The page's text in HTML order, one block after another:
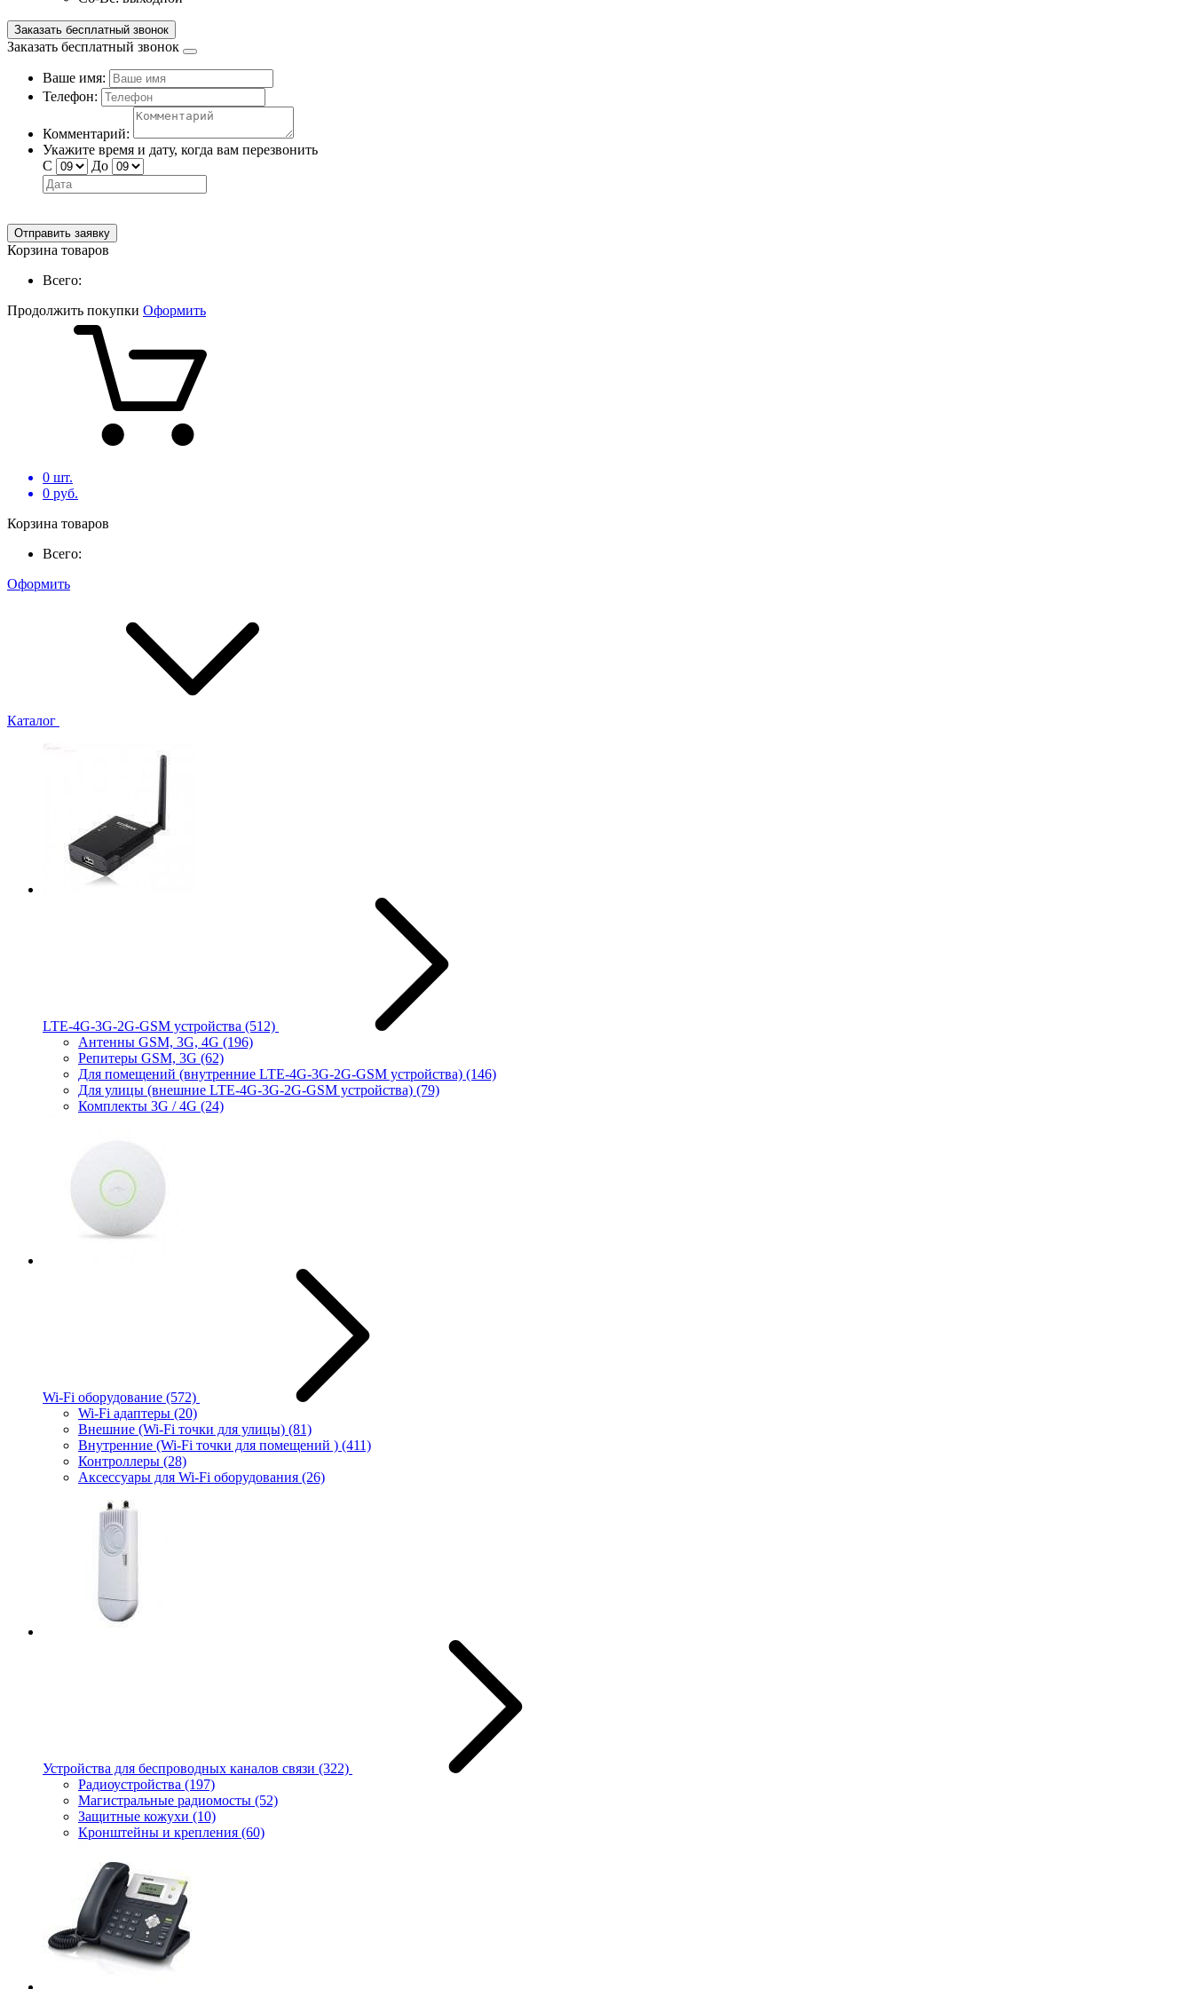
Заказать бесплатный звонок
Заказать бесплатный звонок
Ваше имя:
Телефон:
Комментарий:
Укажите время и дату, когда вам перезвонить
С
До
Отправить заявку
Корзина товаров
Всего:
Продолжить покупки Оформить
0 шт.
0 руб.
Корзина товаров
Всего:
Оформить
Каталог
LTE-4G-3G-2G-GSM устройства (512)
Антенны GSM, 3G, 4G (196)
Репитеры GSM, 3G (62)
Для помещений (внутренние LTE-4G-3G-2G-GSM устройства) (146)
Для улицы (внешние LTE-4G-3G-2G-GSM устройства) (79)
Комплекты 3G / 4G (24)
Wi-Fi оборудование (572)
Wi-Fi адаптеры (20)
Внешние (Wi-Fi точки для улицы) (81)
Внутренние (Wi-Fi точки для помещений ) (411)
Контроллеры (28)
Аксессуары для Wi-Fi оборудования (26)
Устройства для беспроводных каналов связи (322)
Радиоустройства (197)
Магистральные радиомосты (52)
Защитные кожухи (10)
Кронштейны и крепления (60)